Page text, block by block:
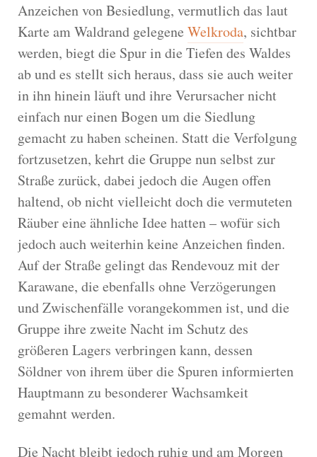
Anzeichen von Besiedlung, vermutlich das laut
Karte am Waldrand gelegene Welkroda, sichtbar
werden, biegt die Spur in die Tiefen des Waldes
ab und es stellt sich heraus, dass sie auch weiter
in ihn hinein läuft und ihre Verursacher nicht
einfach nur einen Bogen um die Siedlung
gemacht zu haben scheinen. Statt die Verfolgung
fortzusetzen, kehrt die Gruppe nun selbst zur
Straße zurück, dabei jedoch die Augen offen
haltend, ob nicht vielleicht doch die vermuteten
Räuber eine ähnliche Idee hatten – wofür sich
jedoch auch weiterhin keine Anzeichen finden.
Auf der Straße gelingt das Rendevouz mit der
Karawane, die ebenfalls ohne Verzögerungen
und Zwischenfälle vorangekommen ist, und die
Gruppe ihre zweite Nacht im Schutz des
größeren Lagers verbringen kann, dessen
Söldner von ihrem über die Spuren informierten
Hauptmann zu besonderer Wachsamkeit
gemahnt werden.
Die Nacht bleibt jedoch ruhig und am Morgen